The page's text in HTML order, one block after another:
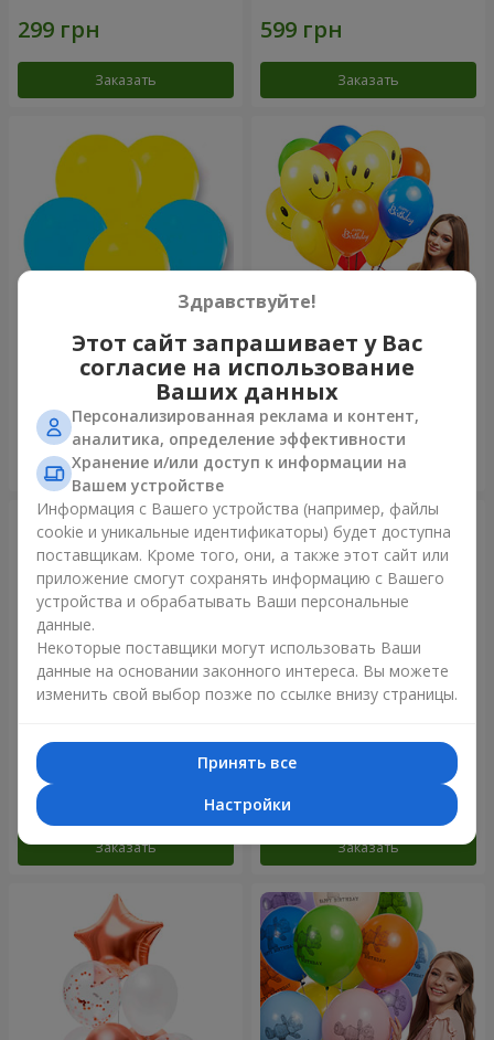
Заказать Заказать
Коллекция шаров "Украина"
Заказать
Коллекция шариков
"Веселый День Рождения" -
7 шариков
Заказать
Микс гелиевых шариков
"Поздравление!"
Заказать
Коллекция шариков
"Веселый День Рождения" -
3 шарика
Заказать
Здравствуйте!
Этот сайт запрашивает у Вас
согласие на использование
Ваших данных
Персонализированная реклама и контент,
аналитика, определение эффективности
Хранение и/или доступ к информации на
Вашем устройстве
Информация с Вашего устройства (например, файлы
cookie и уникальные идентификаторы) будет доступна
поставщикам. Кроме того, они, а также этот сайт или
приложение смогут сохранять информацию с Вашего
устройства и обрабатывать Ваши персональные
данные.
Некоторые поставщики могут использовать Ваши
данные на основании законного интереса. Вы можете
изменить свой выбор позже по ссылке внизу страницы.
Принять все
Настройки